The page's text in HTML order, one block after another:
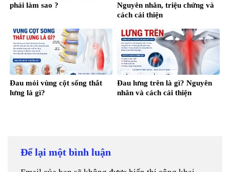
phải làm sao ?
Nguyên nhân, triệu chứng và
cách cải thiện
Đau mỏi vùng cột sống thắt
lưng là gì?
Đau lưng trên là gì? Nguyên
nhân và cách cải thiện
Để lại một bình luận